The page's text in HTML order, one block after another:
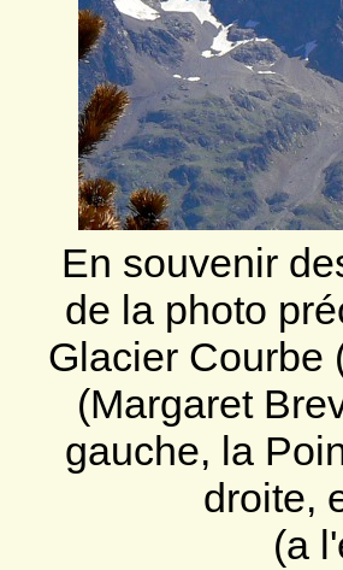
En souvenir
de la photo
Glacier Courbe
(Margaret
gauche, la
droite,
(a